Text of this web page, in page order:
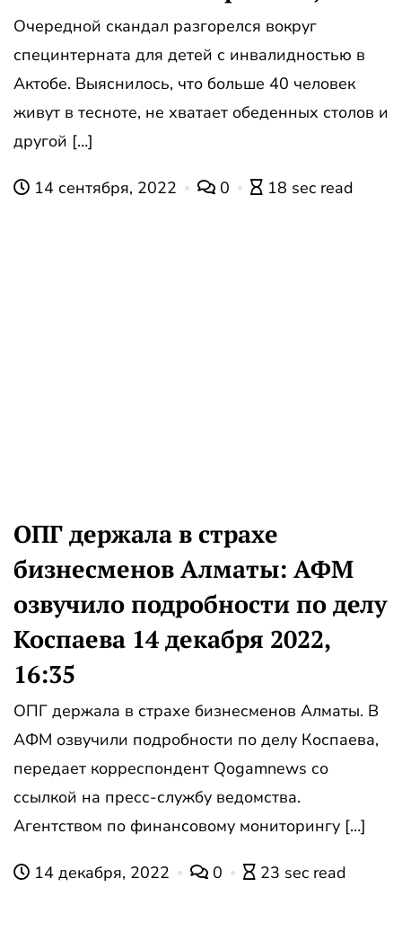
Очередной скандал разгорелся вокруг
специнтерната для детей с инвалидностью в
Актобе. Выяснилось, что больше 40 человек
живут в тесноте, не хватает обеденных столов и
другой […]
14 сентября, 2022 0 18 sec read
ОПГ держала в страхе
бизнесменов Алматы: АФМ
озвучило подробности по делу
Коспаева 14 декабря 2022,
16:35
ОПГ держала в страхе бизнесменов Алматы. В
АФМ озвучили подробности по делу Коспаева,
передает корреспондент Qogamnews со
ссылкой на пресс-службу ведомства.
Агентством по финансовому мониторингу […]
14 декабря, 2022 0 23 sec read